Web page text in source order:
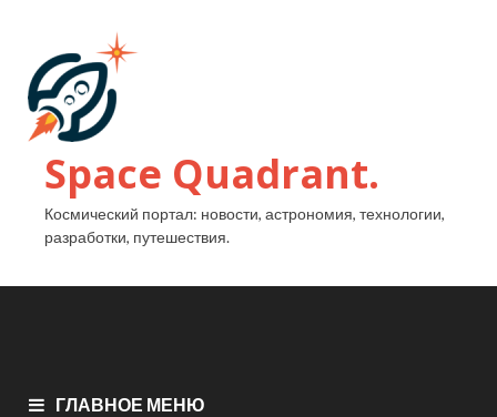
Space Quadrant.
Космический портал: новости, астрономия, технологии,
разработки, путешествия.
ГЛАВНОЕ МЕНЮ